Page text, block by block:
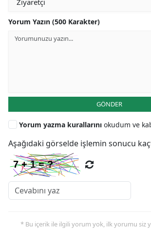
Yorum Yazın (500 Karakter)
GÖNDER
Yorum yazma kurallarını okudum ve
Aşağıdaki görselde işlemin sonucu
* Bu içerik ile ilgili yorum yok, ilk yorumu siz